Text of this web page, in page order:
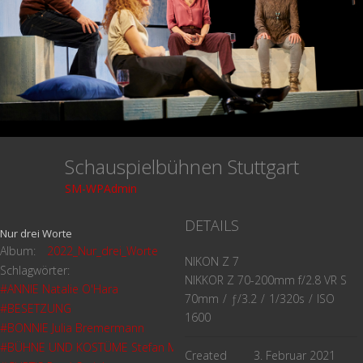
Schauspielbühnen Stuttgart
SM-WPAdmin
Nur drei Worte
Album:
2022_Nur_drei_Worte
Schlagwörter:
#ANNIE Natalie O'Hara
#BESETZUNG
#BONNIE Julia Bremermann
#BÜHNE UND KOSTÜME Stefan Morgenstern
DETAILS
NIKON Z 7
NIKKOR Z 70-200mm f/2.8 VR S
70mm / ƒ/3.2 / 1/320s / ISO
1600
Created 3. Februar 2021